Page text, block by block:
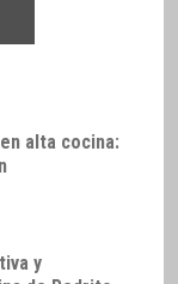
alta cocina:
y